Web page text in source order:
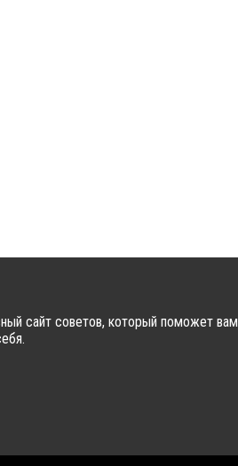
сайт советов, который поможет вам